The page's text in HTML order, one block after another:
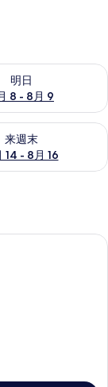
明日
8 - 8月 9
8月 9 の空室状況
来週末
14 - 8月 16
- 8月 16 の空室
クス (室内)、WiFi (無